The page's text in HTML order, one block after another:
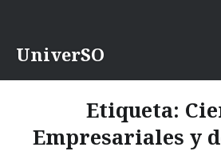
UniverSO
Etiqueta:
Empresariales y